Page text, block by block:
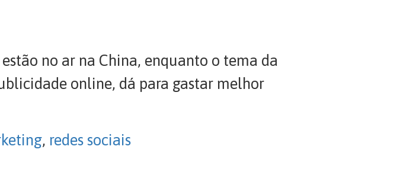
no ar na China, enquanto o tema da
online, dá para gastar melhor
, redes sociais